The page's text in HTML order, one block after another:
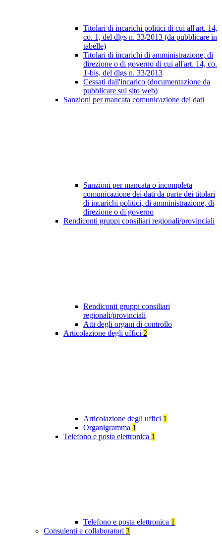
Titolari di incarichi politici di cui all'art. 14,
co. 1, del dlgs n. 33/2013 (da pubblicare in
tabelle)
Titolari di incarichi di amministrazione, di
direzione o di governo di cui all'art. 14, co.
1-bis, del dlgs n. 33/2013
Cessati dall'incarico (documentazione da
pubblicare sul sito web)
Sanzioni per mancata comunicazione dei dati
Sanzioni per mancata o incompleta
comunicazione dei dati da parte dei titolari
di incarichi politici, di amministrazione, di
direzione o di governo
Rendiconti gruppi consiliari regionali/provinciali
Rendiconti gruppi consiliari
regionali/provinciali
Atti degli organi di controllo
Articolazione degli uffici 2
Articolazione degli uffici 1
Organigramma 1
Telefono e posta elettronica 1
Telefono e posta elettronica 1
Consulenti e collaboratori 3